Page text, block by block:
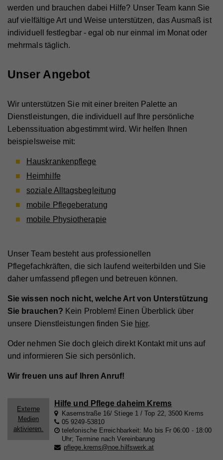
werden und brauchen dabei Hilfe? Unser Team kann Sie
auf vielfältige Art und Weise unterstützen, das Ausmaß ist
individuell festlegbar - egal ob nur einmal im Monat oder
mehrmals täglich.
Unser Angebot
Wir unterstützen Sie mit einer breiten Palette an
Dienstleistungen, die individuell auf Ihre persönliche
Lebenssituation abgestimmt wird. Wir helfen Ihnen
beispielsweise mit:
Hauskrankenpflege
Heimhilfe
soziale Alltagsbegleitung
mobile Pflegeberatung
mobile Physiotherapie
Unser Team besteht aus professionellen
Pflegefachkräften, die sich laufend weiterbilden und Sie
daher umfassend pflegen und betreuen können.
Sie wissen noch nicht, welche Art von Unterstützung
Sie brauchen? Kein Problem! Einen Überblick über
unsere Dienstleistungen finden Sie hier.
Oder nehmen Sie doch gleich direkt Kontakt mit uns auf
und informieren Sie sich persönlich.
Wir freuen uns auf Ihren Anruf!
Externe
Medien
aktivieren.
Hilfe und Pflege daheim Krems
Kasernstraße 16/ Stiege 1 / Top 22, 3500 Krems
05 9249-53810
telefonische Erreichbarkeit: Mo bis Fr 06:00 - 18:00
Uhr; Termine nach Vereinbarung
pflege.krems@noe.hilfswerk.at